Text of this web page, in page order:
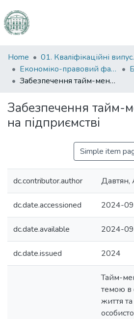
Communities
&
Collections
Statistics
Home
01.
Економіко-правовий факультет
Забезпечення тайм-менеджменту на підприємстві
Забезпечення тайм-
на підприємстві
Simple item
dc.contributor.author Давтян,
dc.date.accessioned 2024-
dc.date.available 2024-
dc.date.issued 2024
Тайм-
темою в
життя та